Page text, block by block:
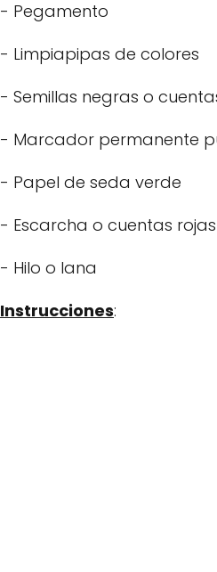
- Pegamento
- Limpiapipas de colores
- Semillas negras o
- Marcador permanente
- Papel de seda verde
- Escarcha o cuentas rojas
- Hilo o lana
Instrucciones: